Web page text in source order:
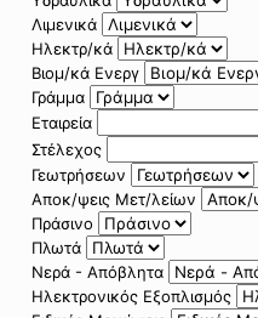
Λιμενικά
Ηλεκτρ/κά
Βιομ/κά Ενεργ
Γράμμα
Εταιρεία
Στέλεχος
Γεωτρήσεων
Αποκ/ψεις Μετ/λείων
Πράσινο
Πλωτά
Νερά - Απόβλητα
Ηλεκτρονικός Εξοπλισμός